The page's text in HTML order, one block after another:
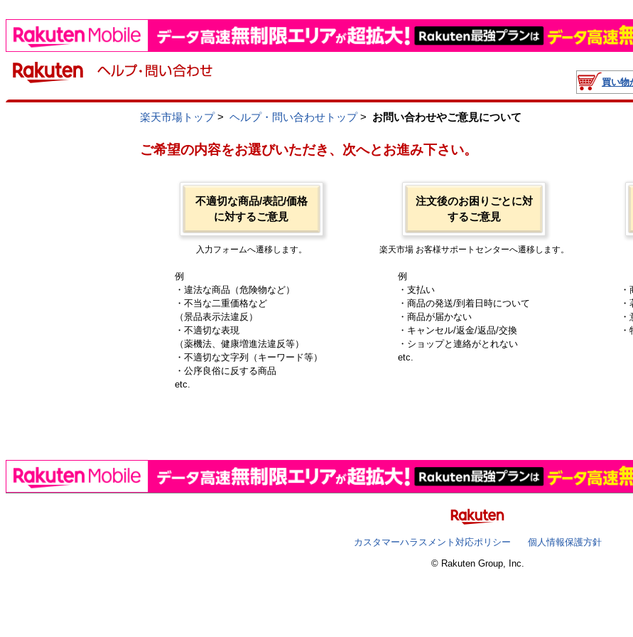
買い物
楽天市場トップ> ヘルプ・問い合わせトップ> お問い合わせやご意見について
ご希望の内容をお選びいただき、次へとお進み下さい。
不適切な商品/表記/価格
に対するご意見
入力フォームへ遷移します。
例
・違法な商品（危険物など）
・不当な二重価格など
（景品表示法違反）
・不適切な表現
（薬機法、健康増進法違反等）
・不適切な文字列（キーワード等）
・公序良俗に反する商品
etc.
注文後のお困りごとに対
するご意見
楽天市場 お客様サポートセンターへ遷移します。
例
・支払い
・商品の発送/到着日時について
・商品が届かない
・キャンセル/返金/返品/交換
・ショップと連絡がとれない
etc.
カスタマーハラスメント対応ポリシー
個人情報保護方針
© Rakuten Group, Inc.